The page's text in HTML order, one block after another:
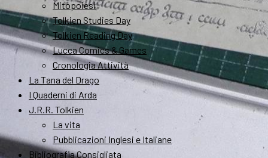
Mitopoiesi
Tolkien Studies Day
Tolkien Reading Day
Lucca Comics & Games
Cronologia Attività
La Tana del Drago
I Quaderni di Arda
J.R.R. Tolkien
La vita
Pubblicazioni Inglesi e Italiane
Bibliografia Consigliata